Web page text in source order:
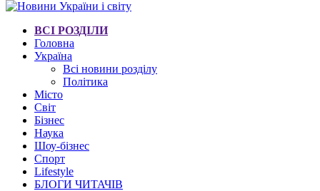
ВСІ РОЗДІЛИ
Головна
Україна
Всі новини розділу
Політика
Місто
Світ
Бізнес
Наука
Шоу-бізнес
Спорт
Lifestyle
БЛОГИ ЧИТАЧІВ